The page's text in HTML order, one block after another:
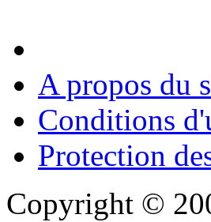
A propos du
Conditions
Protection
Copyright ©